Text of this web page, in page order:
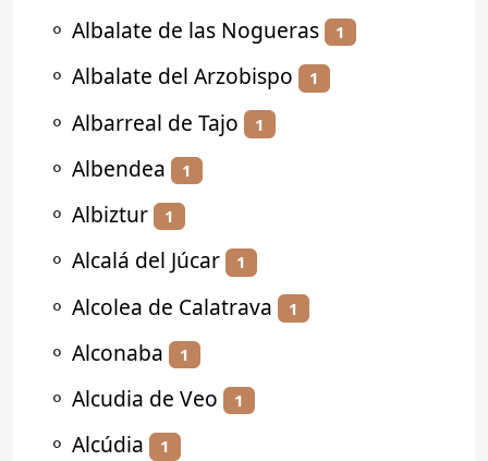
⚬ Albalate de las Nogueras 1
⚬ Albalate del Arzobispo 1
⚬ Albarreal de Tajo 1
⚬ Albendea 1
⚬ Albiztur 1
⚬ Alcalá del Júcar 1
⚬ Alcolea de Calatrava 1
⚬ Alconaba 1
⚬ Alcudia de Veo 1
⚬ Alcúdia 1